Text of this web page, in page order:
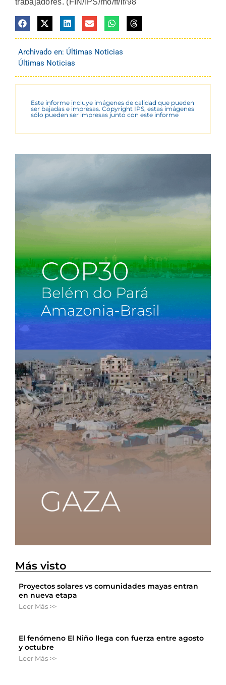
trabajadores. (FIN/IPS/mo/ff/if/98
Archivado en: Últimas Noticias
Últimas Noticias
Este informe incluye imágenes de calidad que pueden
ser bajadas e impresas. Copyright IPS, estas imágenes
sólo pueden ser impresas junto con este informe
Más visto
Proyectos solares vs comunidades mayas entran
en nueva etapa
Leer Más >>
El fenómeno El Niño llega con fuerza entre agosto
y octubre
Leer Más >>